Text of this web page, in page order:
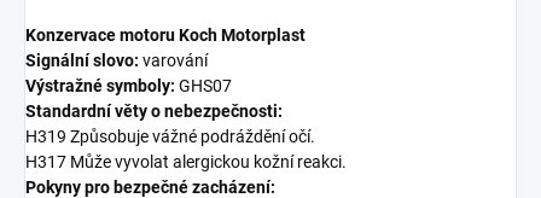
Konzervace motoru Koch Motorplast
Signální slovo: varování
Výstražné symboly: GHS07
Standardní věty o nebezpečnosti:
H319 Způsobuje vážné podráždění očí.
H317 Může vyvolat alergickou kožní reakci.
Pokyny pro bezpečné zacházení: